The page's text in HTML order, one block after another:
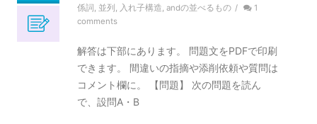
係詞 , 並列 , 入れ子構造, andの並べるもの /
1
comments
解答は下部にあります。 問題文をPDFで印刷
できます。 間違いの指摘や添削依頼や質問は
コメント欄に。 【問題】 次の問題を読ん
で、設問A・B